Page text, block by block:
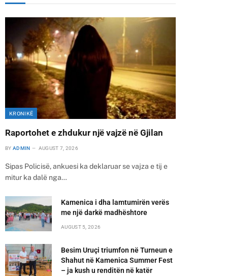
KRONIKË
Raportohet e zhdukur një vajzë në Gjilan
BY ADMIN AUGUST 7, 2026
Sipas Policisë, ankuesi ka deklaruar se vajza e tij e
mitur ka dalë nga…
Kamenica i dha lamtumirën verës
me një darkë madhështore
AUGUST 5, 2026
Besim Uruçi triumfon në Turneun e
Shahut në Kamenica Summer Fest
– ja kush u renditën në katër